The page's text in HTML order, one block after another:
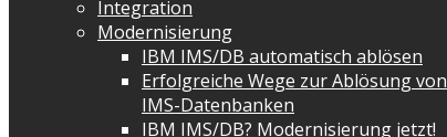
Integration
Modernisierung
IBM IMS/DB automatisch ablösen
Erfolgreiche Wege zur Ablösung von
IMS-Datenbanken
IBM IMS/DB? Modernisierung jetzt!